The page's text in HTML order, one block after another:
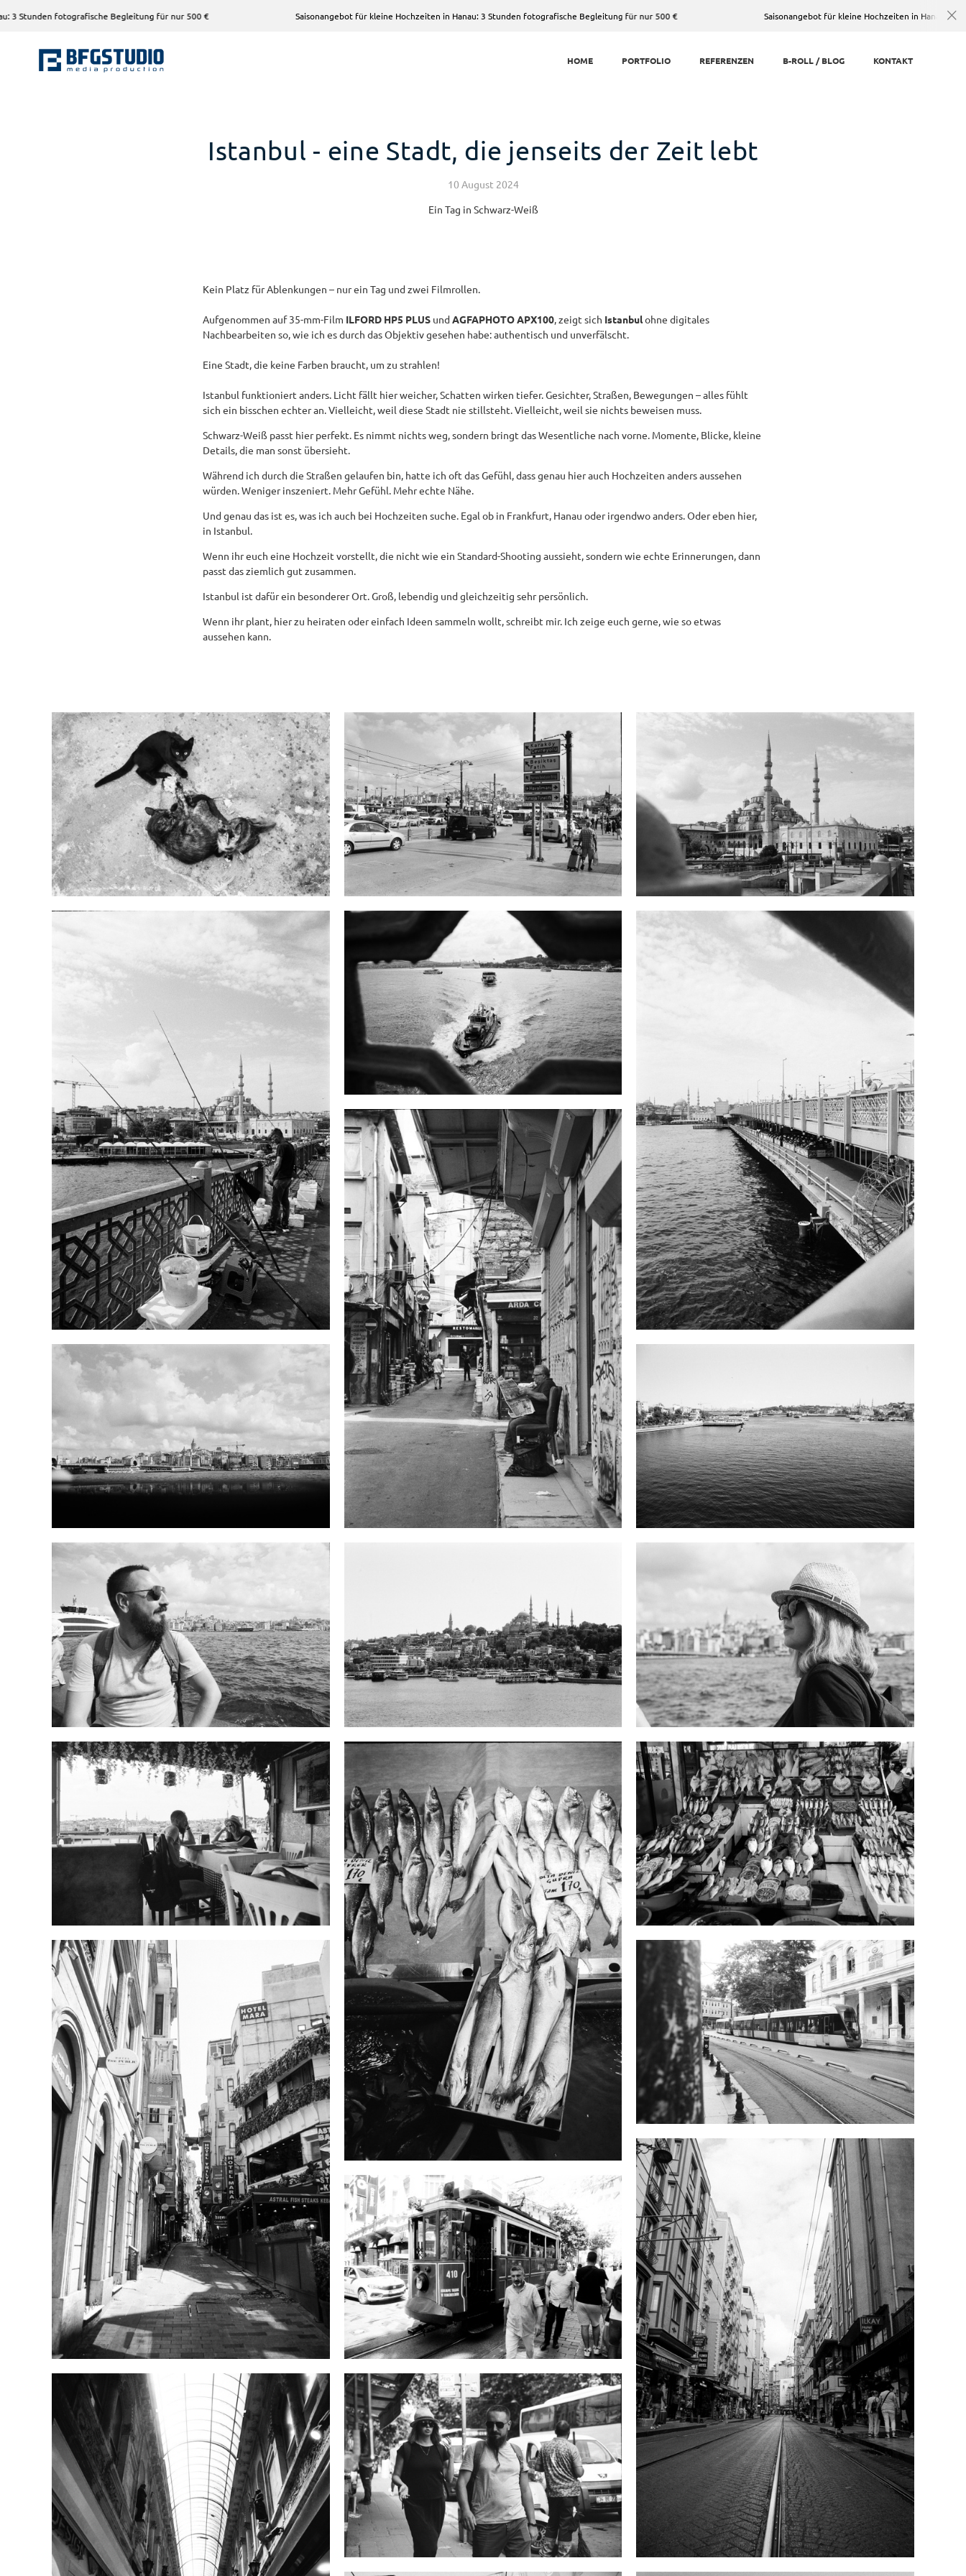
HOME PORTFOLIO REFERENZEN B-ROLL / BLOG KONTAKT
Istanbul - eine Stadt, die jenseits der Zeit lebt
10 August 2024
Ein Tag in Schwarz-Weiß
Kein Platz für Ablenkungen – nur ein Tag und zwei Filmrollen.
Aufgenommen auf 35-mm-Film ILFORD HP5 PLUS undAGFAPHOTO APX100, zeigt sich Istanbulohne digitales
Nachbearbeiten so, wie ich es durch das Objektiv gesehen habe: authentisch und unverfälscht.
Eine Stadt, die keine Farben braucht, um zu strahlen!
Istanbul funktioniert anders. Licht fällt hier weicher, Schatten wirken tiefer. Gesichter, Straßen, Bewegungen – alles fühlt
sich ein bisschen echter an. Vielleicht, weil diese Stadt nie stillsteht. Vielleicht, weil sie nichts beweisen muss.
Schwarz-Weiß passt hier perfekt. Es nimmt nichts weg, sondern bringt das Wesentliche nach vorne. Momente, Blicke, kleine
Details, die man sonst übersieht.
Während ich durch die Straßen gelaufen bin, hatte ich oft das Gefühl, dass genau hier auch Hochzeiten anders aussehen
würden. Weniger inszeniert. Mehr Gefühl. Mehr echte Nähe.
Und genau das ist es, was ich auch bei Hochzeiten suche. Egal ob in Frankfurt, Hanau oder irgendwo anders. Oder eben hier,
in Istanbul.
Wenn ihr euch eine Hochzeit vorstellt, die nicht wie ein Standard-Shooting aussieht, sondern wie echte Erinnerungen, dann
passt das ziemlich gut zusammen.
Istanbul ist dafür ein besonderer Ort. Groß, lebendig und gleichzeitig sehr persönlich.
Wenn ihr plant, hier zu heiraten oder einfach Ideen sammeln wollt, schreibt mir. Ich zeige euch gerne, wie so etwas
aussehen kann.
fotografische Begleitung für nur 500 € Saisonangebot für kleine Hochzeiten in Hanau: 3 Stunden fotografische Begleitung für nur 500 € Saisonangebot für kleine Hochzeiten in Hanau: 3 Stunden